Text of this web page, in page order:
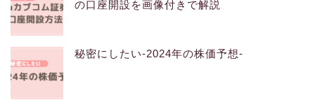
の口座開設を画像付きで解説
秘密にしたい-2024年の株価予想-